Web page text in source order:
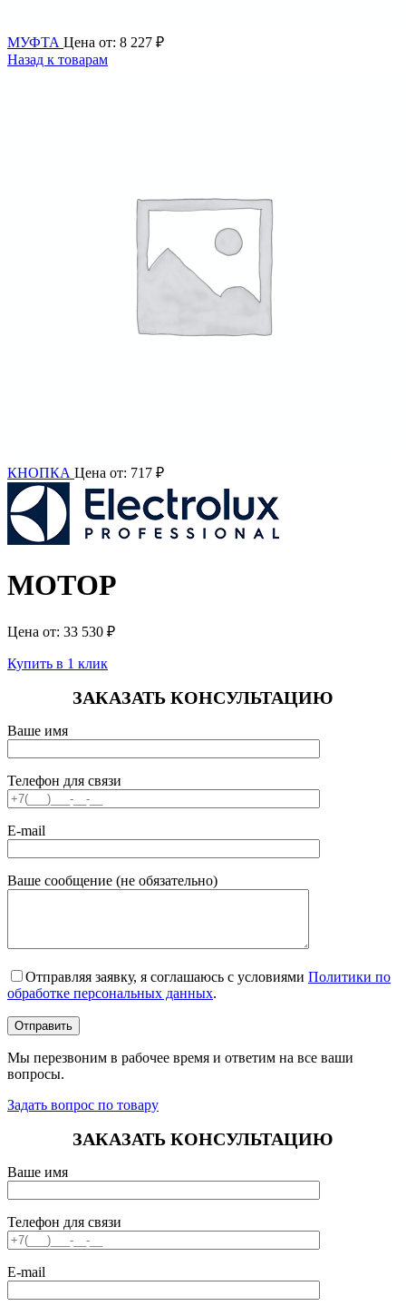
МУФТА Цена от: 8 227 ₽
Назад к товарам
КНОПКА Цена от: 717 ₽
МОТОР
Цена от: 33 530 ₽
Купить в 1 клик
ЗАКАЗАТЬ КОНСУЛЬТАЦИЮ
Ваше имя
Телефон для связи
E-mail
Ваше сообщение (не обязательно)
Отправляя заявку, я соглашаюсь с условиями Политики по
обработке персональных данных.
Мы перезвоним в рабочее время и ответим на все ваши
вопросы.
Задать вопрос по товару
ЗАКАЗАТЬ КОНСУЛЬТАЦИЮ
Ваше имя
Телефон для связи
E-mail